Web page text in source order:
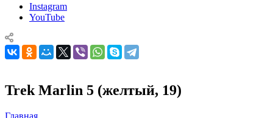
Instagram
YouTube
Trek Marlin 5 (желтый, 19)
Главная